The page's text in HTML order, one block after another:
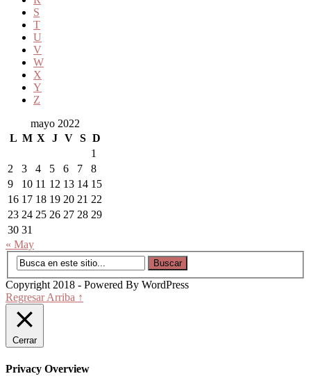
S
T
U
V
W
X
Y
Z
mayo 2022
L M X J V S D
1
2
3 4 5 6 7
8
9
10 11 12 13 14 15
16 17 18 19 20 21 22
23 24 25 26 27 28 29
30 31
« May
Copyright 2018 - Powered By WordPress
Regresar Arriba ↑
Cerrar
Privacy Overview